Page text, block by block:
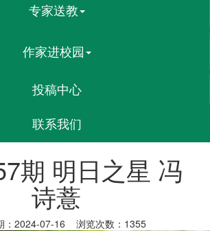
专家送教
作家进校园
投稿中心
联系我们
期 明日之星 冯
诗薏
：2024-07-16 浏览次数：1355